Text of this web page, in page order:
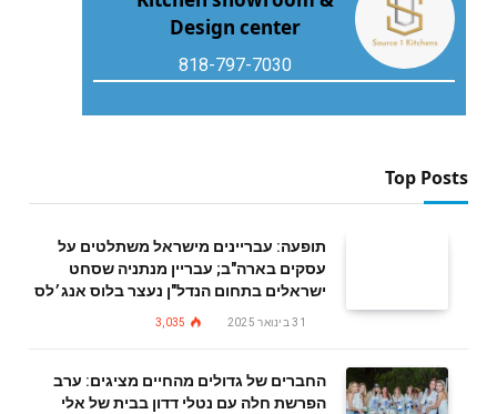
Design center
818-797-7030
Top Posts
תופעה: עבריינים מישראל משתלטים על
עסקים בארה"ב; עבריין מנתניה שסחט
ישראלים בתחום הנדל"ן נעצר בלוס אנג׳לס
31 בינואר 2025 3,035
החברים של גדולים מהחיים מציגים: ערב
הפרשת חלה עם נטלי דדון בבית של אלי